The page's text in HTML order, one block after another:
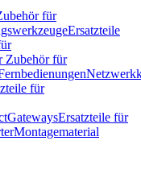
für
Ersatzteile
Zubehör für
für
GatewaysErsatzteile für
Montagematerial